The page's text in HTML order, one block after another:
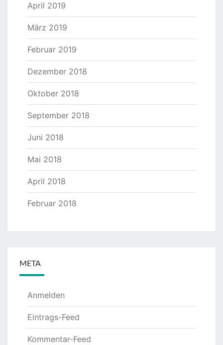
April 2019
März 2019
Februar 2019
Dezember 2018
Oktober 2018
September 2018
Juni 2018
Mai 2018
April 2018
Februar 2018
META
Anmelden
Eintrags-Feed
Kommentar-Feed